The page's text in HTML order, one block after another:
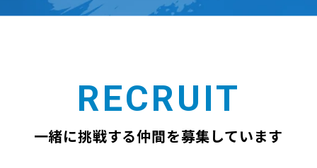
RECRUIT
一緒に挑戦する仲間を募集しています